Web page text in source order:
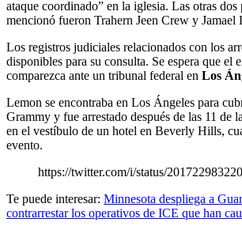
ataque coordinado” en la iglesia. Las otras dos
mencionó fueron Trahern Jeen Crew y
Los registros judiciales relacionados con los
disponibles para su consulta. Se espera que el
comparezca ante un tribunal federal en Los
Lemon se encontraba en Los Ángeles para
Grammy y fue arrestado después de las 11 de
en el vestíbulo de un hotel en Beverly Hills,
evento.
https://twitter.com/i/status/
Te puede interesar: Minnesota despliega a
contrarrestar los operativos de ICE que han